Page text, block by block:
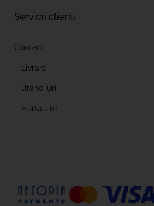
Servicii clienti
Contact
Livrare
Brand-uri
Harta site